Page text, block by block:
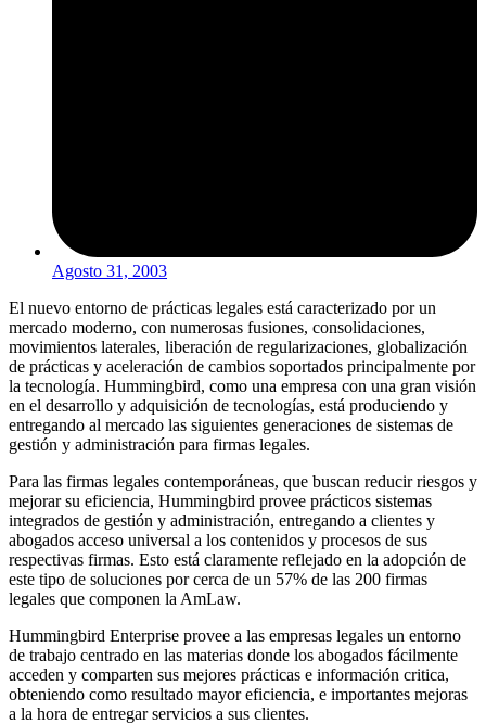
Agosto 31, 2003
El nuevo entorno de prácticas legales está caracterizado por un
mercado moderno, con numerosas fusiones, consolidaciones,
movimientos laterales, liberación de regularizaciones, globalización
de prácticas y aceleración de cambios soportados principalmente por
la tecnología. Hummingbird, como una empresa con una gran visión
en el desarrollo y adquisición de tecnologías, está produciendo y
entregando al mercado las siguientes generaciones de sistemas de
gestión y administración para firmas legales.
Para las firmas legales contemporáneas, que buscan reducir riesgos y
mejorar su eficiencia, Hummingbird provee prácticos sistemas
integrados de gestión y administración, entregando a clientes y
abogados acceso universal a los contenidos y procesos de sus
respectivas firmas. Esto está claramente reflejado en la adopción de
este tipo de soluciones por cerca de un 57% de las 200 firmas
legales que componen la AmLaw.
Hummingbird Enterprise provee a las empresas legales un entorno
de trabajo centrado en las materias donde los abogados fácilmente
acceden y comparten sus mejores prácticas e información critica,
obteniendo como resultado mayor eficiencia, e importantes mejoras
a la hora de entregar servicios a sus clientes.